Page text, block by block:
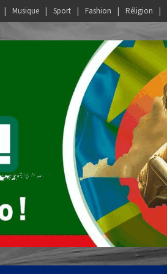
Musique Sport Fashion Réligion